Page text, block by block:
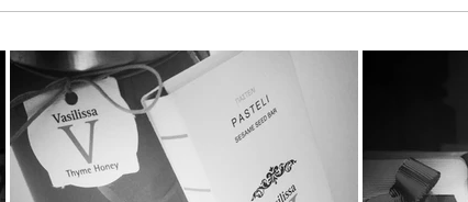
ξεχωριστή εμπειρία για 50
μικρούς φίλους
Καινούργιου